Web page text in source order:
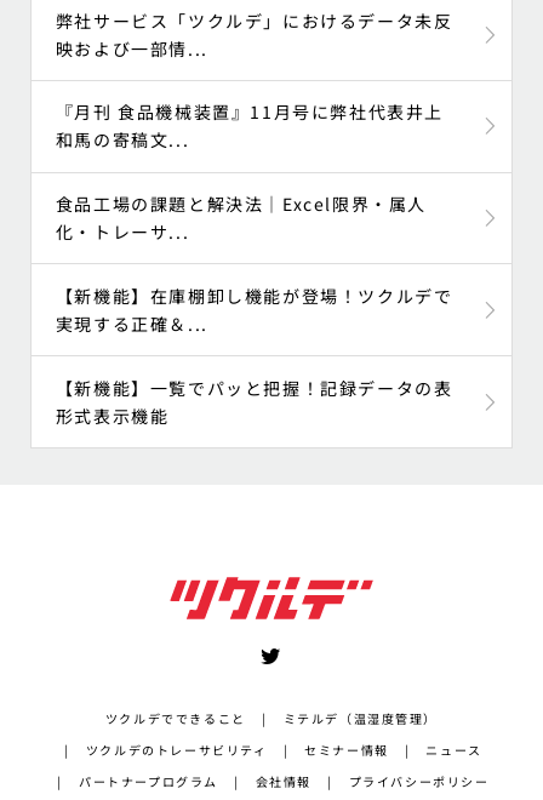
弊社サービス「ツクルデ」におけるデータ未反
映および一部情...
『月刊 食品機械装置』11月号に弊社代表井上
和馬の寄稿文...
食品工場の課題と解決法｜Excel限界・属人
化・トレーサ...
【新機能】在庫棚卸し機能が登場！ツクルデで
実現する正確＆...
【新機能】一覧でパッと把握！記録データの表
形式表示機能
ツクルデでできること
ミテルデ（温湿度管理）
ツクルデのトレーサビリティ
セミナー情報
ニュース
パートナープログラム
会社情報 プライバシーポリシー